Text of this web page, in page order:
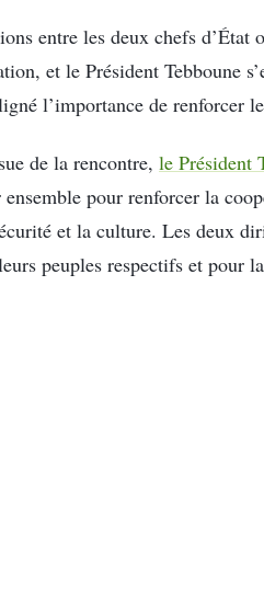
entre les deux chefs
et le Président Tebboune
l’importance de renforcer
de la rencontre, le Président
pour renforcer la
et la culture. Les deux
peuples respectifs et pour